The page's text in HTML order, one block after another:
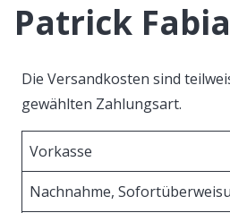
Patrick
Die Versandkosten sind
gewählten Zahlungsart.
Vorkasse
Nachnahme,